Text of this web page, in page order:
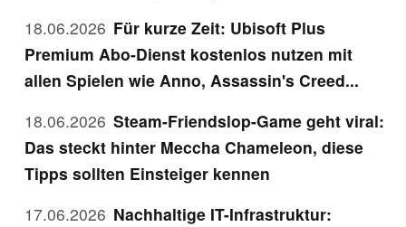
18.06.2026 Für kurze Zeit: Ubisoft Plus
Premium Abo-Dienst kostenlos nutzen mit
allen Spielen wie Anno, Assassin's Creed...
18.06.2026 Steam-Friendslop-Game geht viral:
Das steckt hinter Meccha Chameleon, diese
Tipps sollten Einsteiger kennen
17.06.2026 Nachhaltige IT-Infrastruktur: